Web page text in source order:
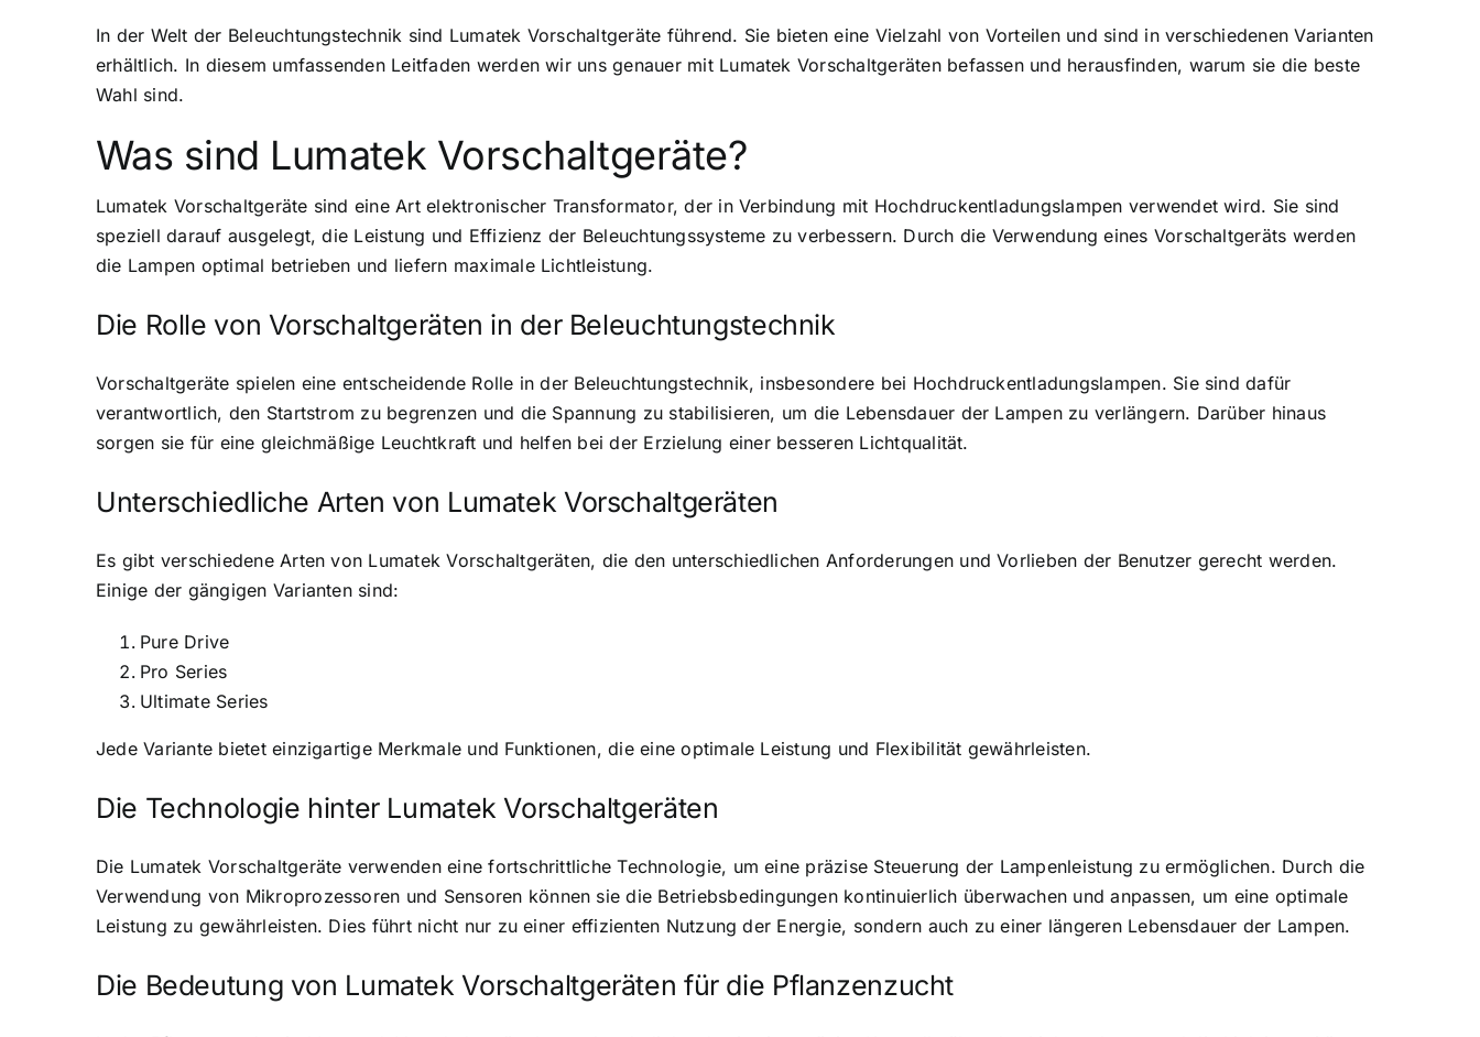
In der Welt der Beleuchtungstechnik sind Lumatek Vorschaltgeräte führend. Sie bieten eine Vielzahl von Vorteilen und sind in verschiedenen Varianten
erhältlich. In diesem umfassenden Leitfaden werden wir uns genauer mit Lumatek Vorschaltgeräten befassen und herausfinden, warum sie die beste
Wahl sind.
Was sind Lumatek Vorschaltgeräte?
Lumatek Vorschaltgeräte sind eine Art elektronischer Transformator, der in Verbindung mit Hochdruckentladungslampen verwendet wird. Sie sind
speziell darauf ausgelegt, die Leistung und Effizienz der Beleuchtungssysteme zu verbessern. Durch die Verwendung eines Vorschaltgeräts werden
die Lampen optimal betrieben und liefern maximale Lichtleistung.
Die Rolle von Vorschaltgeräten in der Beleuchtungstechnik
Vorschaltgeräte spielen eine entscheidende Rolle in der Beleuchtungstechnik, insbesondere bei Hochdruckentladungslampen. Sie sind dafür
verantwortlich, den Startstrom zu begrenzen und die Spannung zu stabilisieren, um die Lebensdauer der Lampen zu verlängern. Darüber hinaus
sorgen sie für eine gleichmäßige Leuchtkraft und helfen bei der Erzielung einer besseren Lichtqualität.
Unterschiedliche Arten von Lumatek Vorschaltgeräten
Es gibt verschiedene Arten von Lumatek Vorschaltgeräten, die den unterschiedlichen Anforderungen und Vorlieben der Benutzer gerecht werden.
Einige der gängigen Varianten sind:
Pure Drive
Pro Series
Ultimate Series
Jede Variante bietet einzigartige Merkmale und Funktionen, die eineoptimale Leistung und Flexibilität gewährleisten.
Die Technologie hinter Lumatek Vorschaltgeräten
Die Lumatek Vorschaltgeräte verwenden eine fortschrittliche Technologie, um eine präzise Steuerung der Lampenleistung zu ermöglichen. Durch die
Verwendung von Mikroprozessoren und Sensoren können sie die Betriebsbedingungen kontinuierlich überwachen und anpassen, um eine optimale
Leistung zu gewährleisten. Dies führt nicht nur zu einer effizienten Nutzung der Energie, sondern auch zu einer längeren Lebensdauer der Lampen.
Die Bedeutung von Lumatek Vorschaltgeräten für die Pflanzenzucht